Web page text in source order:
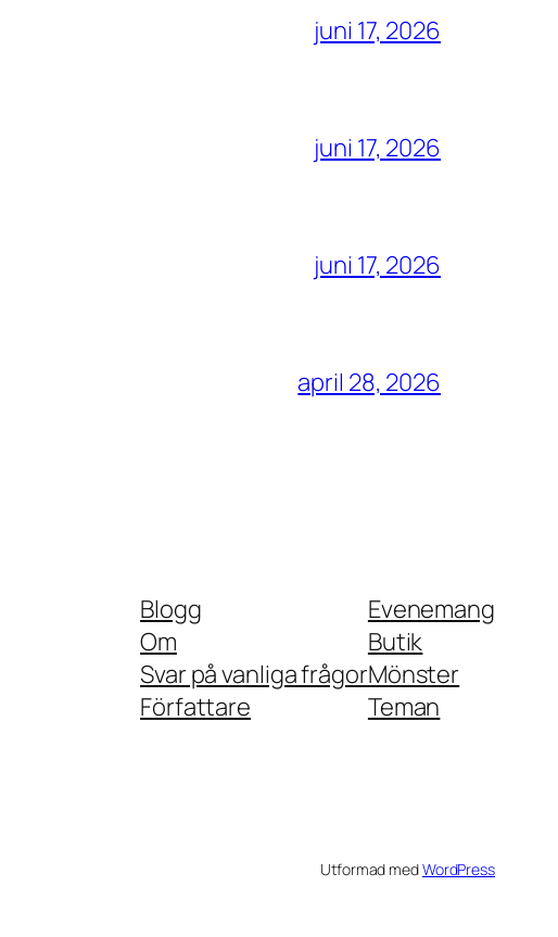
juni 17, 2026
juni 17, 2026
juni 17, 2026
april 28, 2026
Blogg
Om
Svar på vanliga frågor
Författare
Evenemang
Butik
Mönster
Teman
Utformad medWordPress